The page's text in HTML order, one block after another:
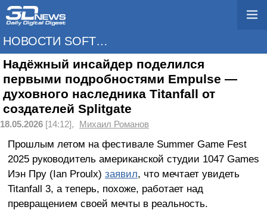
НОВОСТИ SOFTWARE
Надёжный инсайдер поделился
первыми подробностями Empulse —
духовного наследника Titanfall от
создателей Splitgate
18.05.2026 [14:12], Михаил Романов
Прошлым летом на фестивале Summer Game Fest
2025 руководитель американской студии 1047 Games
Иэн Пру (Ian Proulx) заявил, что мечтает увидеть
Titanfall 3, а теперь, похоже, работает над
превращением своей мечты в реальность.